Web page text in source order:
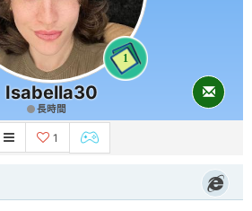
1
Isabella30
長時間
1